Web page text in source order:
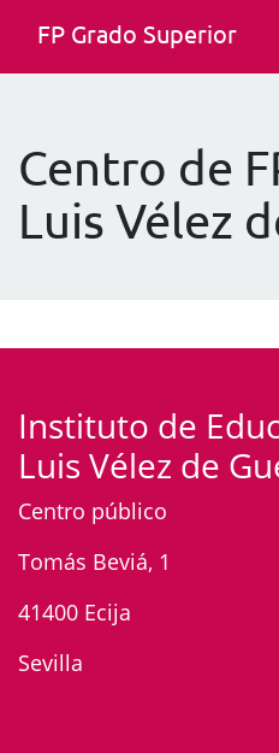
FP Grado Superior
Centro de
Luis Vélez
Instituto de
Luis Vélez de
Centro público
Tomás Beviá, 1
41400 Ecija
Sevilla